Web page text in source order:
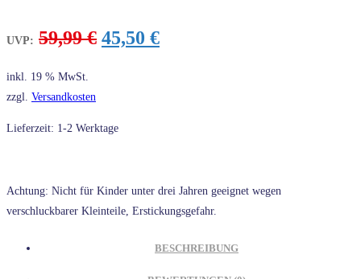
UVP: 59,99€ Ursprünglicher
45,50 €Aktueller
inkl. 19 % MwSt.
zzgl. Versandkosten
Lieferzeit: 1-2 Werktage
Achtung: Nicht für Kinder unter drei Jahren geeignet wegen
verschluckbarer Kleinteile, Erstickungsgefahr.
BESCHREIBUNG